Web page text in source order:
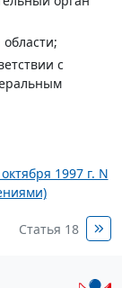
с
1997 г. N
Статья 18